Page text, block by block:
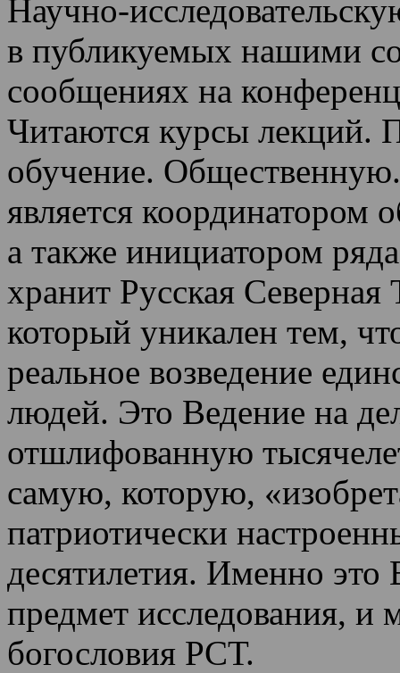
Научно-
в публикуемых нашими
сообщениях на
Читаются курсы лекций.
обучение.
является
а также инициатором
хранит Русская
который уникален тем,
реальное возведение
людей. Это Ведение на
отшлифованную
самую, которую,
патриотически
десятилетия. Именно это
предмет исследования, и
богословия РСТ.